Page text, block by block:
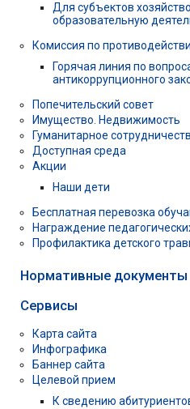
Для субъектов
образовательную
Комиссия по
Горячая линия по
антикоррупционного
Попечительский совет
Имущество. Недвижимость
Гуманитарное
Доступная среда
Акции
Наши дети
Бесплатная перевозка
Награждение
Профилактика детского
Нормативные документы
Сервисы
Карта сайта
Инфографика
Баннер сайта
Целевой прием
К сведению